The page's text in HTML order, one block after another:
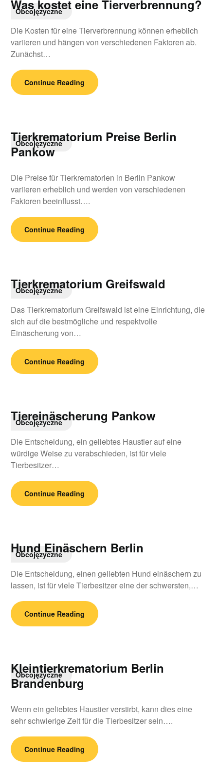
Obcojęzyczne
Was kostet eine Tierverbrennung?
Die Kosten für eine Tierverbrennung können erheblich
variieren und hängen von verschiedenen Faktoren ab.
Zunächst…
Continue Reading
Obcojęzyczne
Tierkrematorium Preise Berlin
Pankow
Die Preise für Tierkrematorien in Berlin Pankow
variieren erheblich und werden von verschiedenen
Faktoren beeinflusst….
Continue Reading
Obcojęzyczne
Tierkrematorium Greifswald
Das Tierkrematorium Greifswald ist eine Einrichtung, die
sich auf die bestmögliche und respektvolle
Einäscherung von…
Continue Reading
Obcojęzyczne
Tiereinäscherung Pankow
Die Entscheidung, ein geliebtes Haustier auf eine
würdige Weise zu verabschieden, ist für viele
Tierbesitzer…
Continue Reading
Obcojęzyczne
Hund Einäschern Berlin
Die Entscheidung, einen geliebten Hund einäschern zu
lassen, ist für viele Tierbesitzer eine der schwersten,…
Continue Reading
Obcojęzyczne
Kleintierkrematorium Berlin
Brandenburg
Wenn ein geliebtes Haustier verstirbt, kann dies eine
sehr schwierige Zeit für die Tierbesitzer sein….
Continue Reading